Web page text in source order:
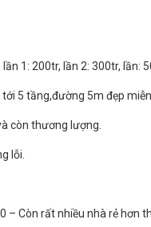
1: 200tr, lần 2: 300tr, lần:
5 tầng,đường 5m đẹp
còn thương lượng.
lỗi.
– Còn rất nhiều nhà rẻ hơn